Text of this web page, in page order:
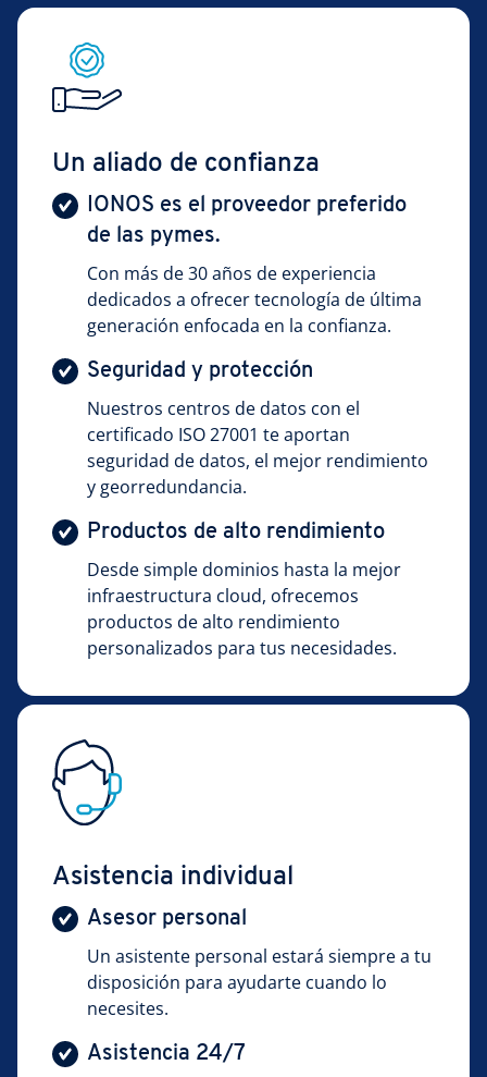
Un aliado de confianza
IONOS es el proveedor preferido
de las pymes.
Con más de 30 años de experiencia
dedicados a ofrecer tecnología de última
generación enfocada en la confianza.
Seguridad y protección
Nuestros centros de datos con el
certificado ISO 27001 te aportan
seguridad de datos, el mejor rendimiento
y georredundancia.
Productos de alto rendimiento
Desde simple dominios hasta la mejor
infraestructura cloud, ofrecemos
productos de alto rendimiento
personalizados para tus necesidades.
Asistencia individual
Asesor personal
Un asistente personal estará siempre a tu
disposición para ayudarte cuando lo
necesites.
Asistencia 24/7